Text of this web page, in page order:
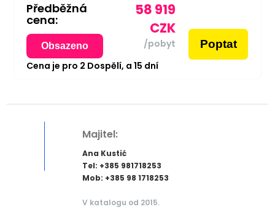
Předběžná
cena:
Obsazeno
58 919
CZK
/pobyt Poptat
Cena je pro 2 Dospělí, a 15 dní
Majitel:
Ana Kustić
Tel: +385 981718253
Mob: +385 98 1718253
V katalogu od 2015.